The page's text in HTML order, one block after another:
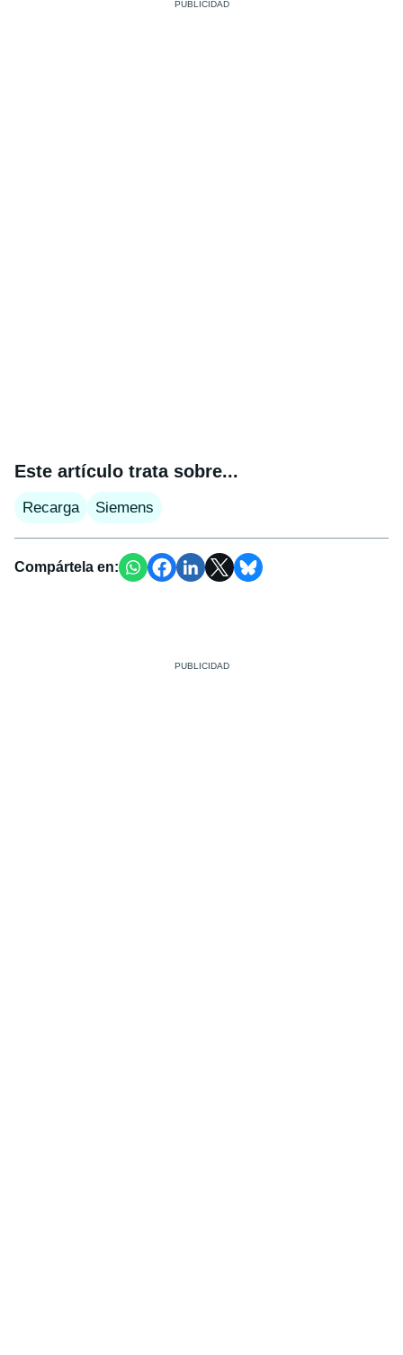
Este artículo trata sobre...
Recarga Siemens
Compártela en: